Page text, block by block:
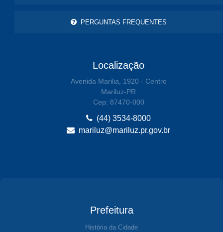
PERGUNTAS FREQUENTES
Localização
Avenida Marilia, 1920 - Centro
Mariluz-PR
Cep: 87470-000
(44) 3534-8000
mariluz@mariluz.pr.gov.br
Prefeitura
História da Cidade